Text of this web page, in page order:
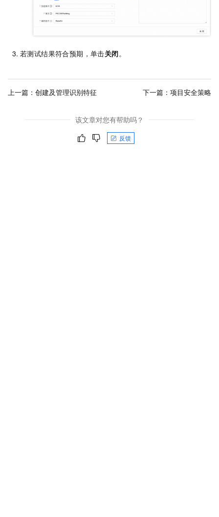
若测试结果符合预期，单击关闭。
上一篇： 创建及管理识别特征 下一篇： 项目安全策略
该文章对您有帮助吗？
反馈